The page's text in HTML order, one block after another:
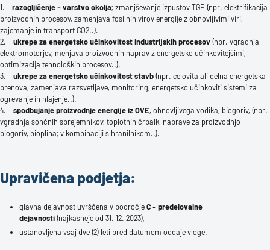
1. razogljičenje - varstvo okolja; zmanjševanje izpustov TGP (npr. elektrifikacija
proizvodnih procesov, zamenjava fosilnih virov energije z obnovljivimi viri,
zajemanje in transport CO2..).
2. ukrepe za energetsko učinkovitost industrijskih procesov(npr. vgradnja
elektromotorjev, menjava proizvodnih naprav z energetsko učinkovitejšimi,
optimizacija tehnoloških procesov..).
3. ukrepe za energetsko učinkovitost stavb(npr. celovita ali delna energetska
prenova, zamenjava razsvetljave, monitoring, energetsko učinkoviti sistemi za
ogrevanje in hlajenje..).
4. spodbujanje proizvodnje energije iz OVE, obnovljivega vodika, biogoriv, (npr.
vgradnja sončnih sprejemnikov, toplotnih črpalk, naprave za proizvodnjo
biogoriv, bioplina; v kombinaciji s hranilnikom..).
Upravičena podjetja:
glavna dejavnost uvrščena v področjeC - predelovalne
dejavnosti(najkasneje od 31. 12. 2023),
ustanovljena vsaj dve (2) leti pred datumom oddaje vloge.